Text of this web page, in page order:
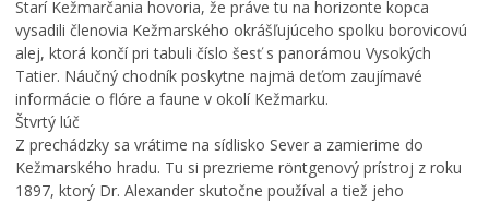
Starí Kežmarčania hovoria, že práve tu na horizonte kopca
vysadili členovia Kežmarského okrášľujúceho spolku borovicovú
alej, ktorá končí pri tabuli číslo šesť s panorámou Vysokých
Tatier. Náučný chodník poskytne najmä deťom zaujímavé
informácie o flóre a faune v okolí Kežmarku.
Štvrtý lúč
Z prechádzky sa vrátime na sídlisko Sever a zamierime do
Kežmarského hradu. Tu si prezrieme röntgenový prístroj z roku
1897, ktorý Dr. Alexander skutočne používal a tiež jeho
r
e
v
á
d
z
k
o
t
e
r
p
r
e
p
í
e
j
T
r
o
j
i
c